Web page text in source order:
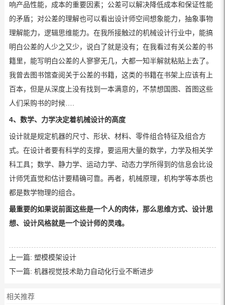
响产品性能，成本的重要因素；公差可以解决降低成本和保证性能
的矛盾；对公差的理解也可以看出设计师空间想象能力，抽象事物
理解能力，逻辑思维能力。在我所接触过的机械设计行业中，能搞
明白公差的人少之又少，说白了就是没有；在我看过有关公差的书
籍里，能写明白公差的人寥寥无几，大都一知半解就粘贴上去了。
我曾去图书馆查阅关于公差的书籍，这类的书籍在书架上应该有上
百本，但是从深度上没有找到一本满意的，不禁想国图、首图这些
人们采购书的时候….
4、数学、力学决定着机械设计的高度
设计就是规定机器的尺寸、形状、材料、零件组合特征及组合方
式。在设计者要有科学的支撑，要运用大量的数学，力学及相关学
科工具；数学、静力学、运动力学、动态力学所得到的信息会比设
计师凭直觉和估计要精确可靠。再者，机械原理，机构学等本质也
都是数学物理的组合。
最重要的如果说前面这些是一个人的肉体，那么思维方式、设计思
想、设计风格就是一个设计师的灵魂。
上一篇: 塑模模架设计
下一篇: 机器视觉技术助力自动化行业不断进步
相关推荐